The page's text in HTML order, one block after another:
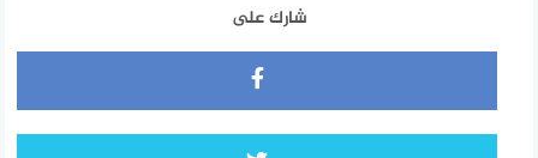
شارك على